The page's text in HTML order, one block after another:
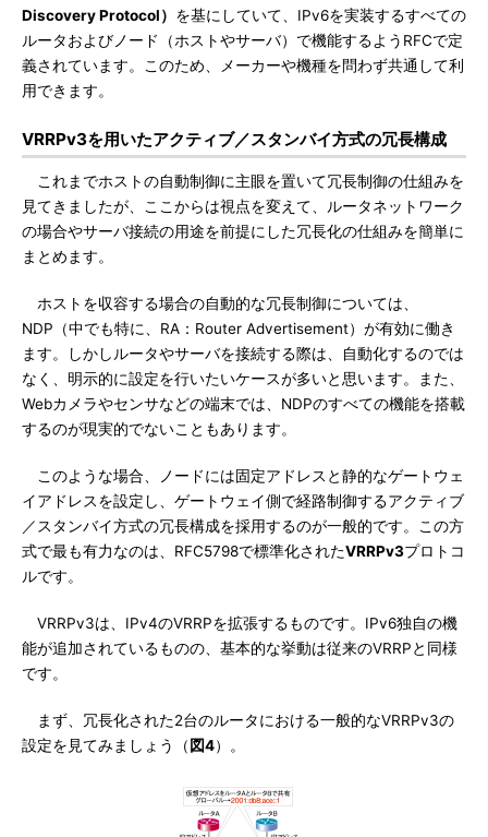
Discovery Protocol） を基にしていて、IPv6を実装するすべての
ルータおよびノード（ホストやサーバ）で機能するようRFCで定
義されています。このため、メーカーや機種を問わず共通して利
用できます。
VRRPv3を用いたアクティブ／スタンバイ方式の冗長構成
これまでホストの自動制御に主眼を置いて冗長制御の仕組みを
見てきましたが、ここからは視点を変えて、ルータネットワーク
の場合やサーバ接続の用途を前提にした冗長化の仕組みを簡単に
まとめます。
ホストを収容する場合の自動的な冗長制御については、
NDP（中でも特に、RA：Router Advertisement）が有効に働き
ます。しかしルータやサーバを接続する際は、自動化するのでは
なく、明示的に設定を行いたいケースが多いと思います。また、
Webカメラやセンサなどの端末では、NDPのすべての機能を搭載
するのが現実的でないこともあります。
このような場合、ノードには固定アドレスと静的なゲートウェ
イアドレスを設定し、ゲートウェイ側で経路制御するアクティブ
／スタンバイ方式の冗長構成を採用するのが一般的です。この方
式で最も有力なのは、RFC5798で標準化されたVRRPv3プロトコ
ルです。
VRRPv3は、IPv4のVRRPを拡張するものです。IPv6独自の機
能が追加されているものの、基本的な挙動は従来のVRRPと同様
です。
まず、冗長化された2台のルータにおける一般的なVRRPv3の
設定を見てみましょう（ 図4）。